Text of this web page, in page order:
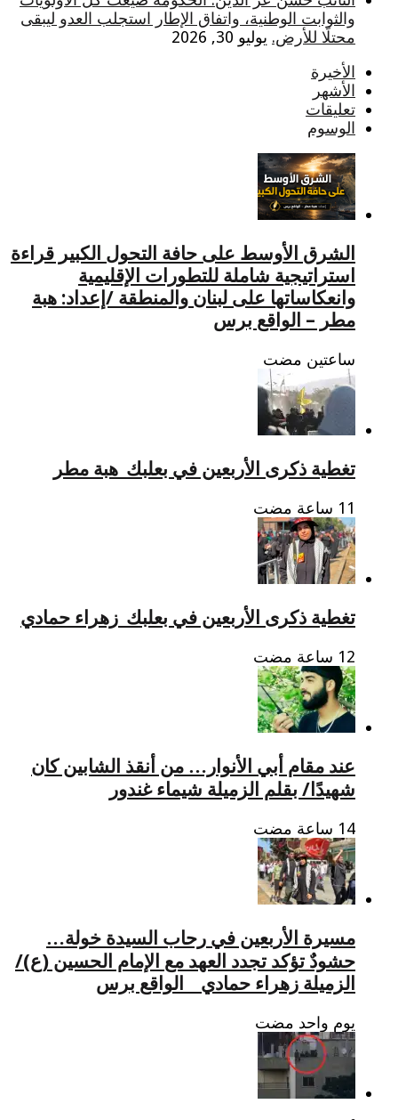
والثوابت الوطنية، واتفاق الإطار استجلب العدو ليبقى
محتلًا للأرض. يوليو 30, 2026
الأخيرة
الأشهر
تعليقات
الوسوم
الشرق الأوسط على حافة التحول الكبير قراءة
استراتيجية شاملة للتطورات الإقليمية
وانعكاساتها على لبنان والمنطقة /إعداد: هبة
مطر – الواقع برس
‏ساعتين مضت
تغطية ذكرى الأربعين في بعلبك_هبة مطر
تغطية ذكرى الأربعين في بعلبك_زهراء حمادي
عند مقام أبي الأنوار… من أنقذ الشابين كان
شهيدًا/ بقلم الزميلة شيماء غندور
مسيرة الأربعين في رحاب السيدة خولة…
حشودٌ تؤكد تجدد العهد مع الإمام الحسين (ع)/
الزميلة زهراء حمادي _ الواقع برس
‏يوم واحد مضت